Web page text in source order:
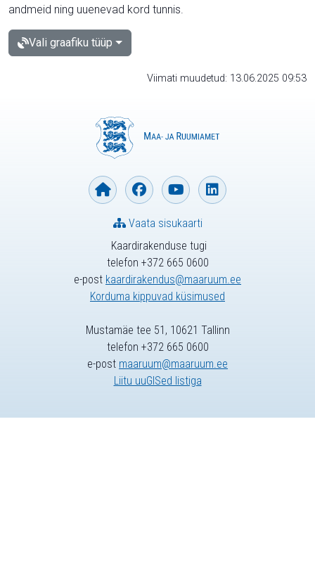
andmeid ning uuenevad kord tunnis.
Vali graafiku tüüp
Viimati muudetud: 13.06.2025 09:53
Kaardirakenduse tugi
telefon +372 665 0600
e-post kaardirakendus@maaruum.ee
Korduma kippuvad küsimused
Vaata sisukaarti
Mustamäe tee 51, 10621 Tallinn
telefon +372 665 0600
e-post maaruum@maaruum.ee
Liitu uuGISed listiga